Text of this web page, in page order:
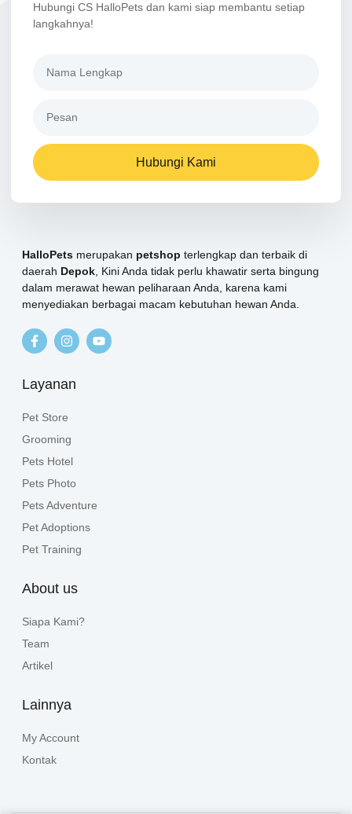
Hubungi CS HalloPets dan kami siap membantu setiap
langkahnya!
Hubungi Kami
HalloPets merupakan petshop terlengkap dan terbaik di
daerah Depok, Kini Anda tidak perlu khawatir serta bingung
dalam merawat hewan peliharaan Anda, karena kami
menyediakan berbagai macam kebutuhan hewan Anda.
Layanan
Pet Store
Grooming
Pets Hotel
Pets Photo
Pets Adventure
Pet Adoptions
Pet Training
About us
Siapa Kami?
Team
Artikel
Lainnya
My Account
Kontak